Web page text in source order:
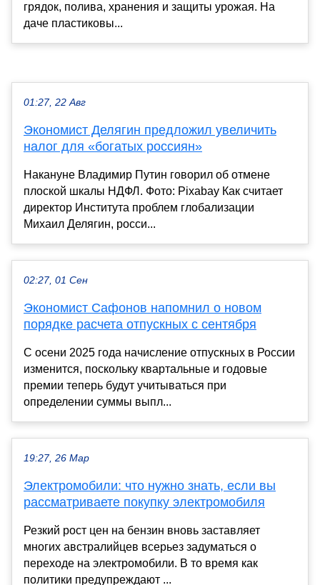
грядок, полива, хранения и защиты урожая. На
даче пластиковы...
01:27, 22 Авг
Экономист Делягин предложил увеличить
налог для «богатых россиян»
Накануне Владимир Путин говорил об отмене
плоской шкалы НДФЛ. Фото: Pixabay Как считает
директор Института проблем глобализации
Михаил Делягин, росси...
02:27, 01 Сен
Экономист Сафонов напомнил о новом
порядке расчета отпускных с сентября
С осени 2025 года начисление отпускных в России
изменится, поскольку квартальные и годовые
премии теперь будут учитываться при
определении суммы выпл...
19:27, 26 Мар
Электромобили: что нужно знать, если вы
рассматриваете покупку электромобиля
Резкий рост цен на бензин вновь заставляет
многих австралийцев всерьез задуматься о
переходе на электромобили. В то время как
политики предупреждают ...